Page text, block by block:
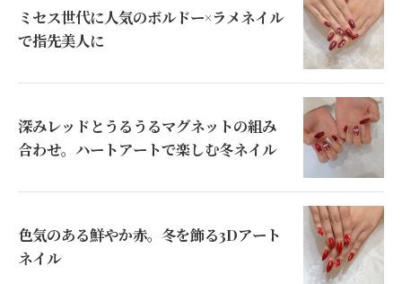
ミセス世代に人気のボルドー×ラメネイル
で指先美人に
深みレッドとうるうるマグネットの組み
合わせ。ハートアートで楽しむ冬ネイル
色気のある鮮やか赤。冬を飾る3Dアート
ネイル